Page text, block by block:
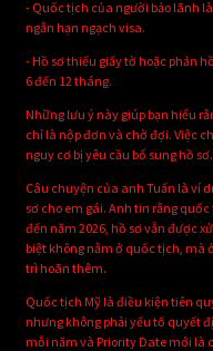
- Quốc tịch của người bảo lãnh
ngắn hạn ngạch visa.
- Hồ sơ thiếu giấy tờ hoặc phản
6 đến 12 tháng.
Những lưu ý này giúp bạn hiểu
chỉ là nộp đơn và chờ đợi. Việc
nguy cơ bị yêu cầu bổ sung hồ sơ.
Câu chuyện của anh Tuấn là ví
sơ cho em gái. Anh tin rằng
đến năm 2026, hồ sơ vẫn được
biệt không nằm ở quốc tịch, mà
trì hoãn thêm.
Quốc tịch Mỹ là điều kiện tiên
nhưng không phải yếu tố quyết
mỗi năm và Priority Date mới là